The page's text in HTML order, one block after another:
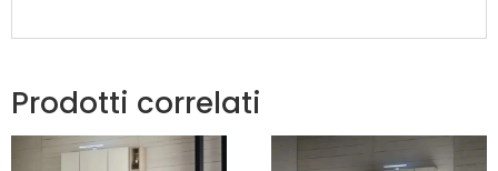
Prodotti correlati